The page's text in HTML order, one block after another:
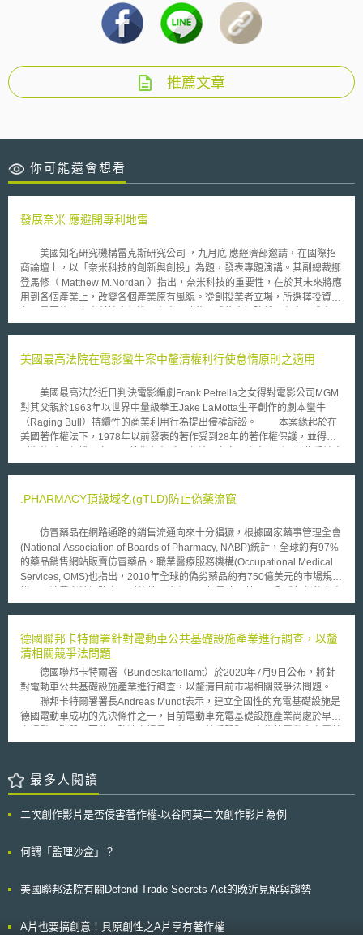
推薦文章
你可能還會想看
發展奈米 應避開專利地雷
美國知名研究機構雷克斯研究公司 ，九月底 應經濟部邀請，在國際招
商論壇上，以「奈米科技的創新與創投」為題，發表專題演講。其副總裁挪
登馬修（ Matthew M.Nordan ）指出，奈米科技的重要性，在於其未來將應
用到各個產業上，改變各個產業原有風貌。從創投業者立場，所選擇投資對
此外，如何避開專利地雷，亦將是各企業在投入奈米科技時，必須正視的問
億美元，其中只有二億美元來自於創投基金，創投業界對奈米科技的投入如
段很長的路要走，加上創投業者多半對材料工業比較陌生，業界過去又傳出
多起投資失敗的案例，均讓創投業者不敢對奈米科技有大手筆投入。相對於
創投業者的保守態度 ， 如何判斷優質的奈米科技投資案更形重要 。 其表
示，除企業必須提出如何能避開國際已有的「專利地雷」，或取得國際專利
的交互授權外，更重要的是，投資人必須瞭解，奈米科技的應用，並不是要
而是能對現存產業，帶來功效的提升或成本的降低。
美國最高法院在電影蠻牛案中釐清權利行使怠惰原則之適用
美國最高法於近日判決電影編劇Frank Petrella之女得對電影公司MGM
對其父親於1963年以世界中量級拳王Jake LaMotta生平創作的劇本蠻牛
（Raging Bull）持續性的商業利用行為提出侵權訴訟。 本案緣起於在
美國著作權法下，1978年以前發表的著作受到28年的著作權保護，並得於
僅得於繼承人移轉延展權的情況下繼續使用，而著作權法507(b)規定民事賠
女於2009年向MGM提出2006年後侵權行為之賠償，MGM則以法律不保護
訴。地方法院及第九巡迴上訴法院皆贊同被告MGM之主張，認為原告於
1991年延展著作權保護時即知悉，此舉對MGM並不合理且帶有偏見。
最高法院近日推翻下級法院的看法，認為權利行使怠惰並不阻卻權利人對請
求權時效內發生的侵權行為提出訴訟，同時更進一步釐清著作權法507(b)允
許權利人評估值得尋求訴訟救濟的時間點，除非權利人刻意誤導第三人不會
級法院顯然混淆了二者之區別，從而肯定原告有權向MGM請求著作權侵害
.PHARMACY頂級域名(gTLD)防止偽藥流竄
仿冒藥品在網路通路的銷售流通向來十分猖獗，根據國家藥事管理全會
(National Association of Boards of Pharmacy, NABP)統計，全球約有97%
的藥品銷售網站販賣仿冒藥品。職業醫療服務機構(Occupational Medical
Services, OMS)也指出，2010年全球的偽劣藥品約有750億美元的市場規
七十萬人命的肺結核和瘧疾，其中約二十萬人的死亡主因並非疾病，而是服
並通過審核，成為新創立的.PHARMACY頂級域名(gTLD)的註冊資料庫管理
者(Registry Operator)，負責.PHARMACY頂級域名的網域名稱資料管
理。.PHARMACY頂級域名提供藉由網路銷售處方藥、處方藥相關產品、藥
事服務或資訊的公司提出申請。公司提出域名申請時，會由NABP負責審
核，以確保使用.PHARMACY頂級域名販售藥品的網站，都符合相關管制標
準及當地法規，包含網站所設立的地點及藥品銷售或運送地點等。為執
行.PHARMACY頂級域名計畫，NABP下設不同功能的常設或非常設組織，
以利NABP審核頂級網域名稱的申請案件。 .PHARMACY頂級網域名稱
於2014年11月開放申請。未來，世界各地的消費者在網路購買藥品時，只
要認明有後綴.PHARMACY的網址，就不用擔心會購買到偽劣藥品了。
德國聯邦卡特爾署針對電動車公共基礎設施產業進行調查，以釐
清相關競爭法問題
德國聯邦卡特爾署（Bundeskartellamt）於2020年7月9日公布，將針
對電動車公共基礎設施產業進行調查，以釐清目前市場相關競爭法問題。
聯邦卡特爾署署長Andreas Mundt表示，建立全國性的充電基礎設施是
德國電動車成功的先決條件之一，目前電動車充電基礎設施產業尚處於早期
礎設施布建能迅速擴張。在公共場所充電的條件和價格，也將影響消費者是
站價格和條件的投訴。 根據聯邦政府的計畫，2030年前德國將於全國
範圍內布建大規模的充電基礎設施，其中包括公用的充電基礎設施。雖然充
相關法規之適用。但可依德國不正當競爭防止法(Gesetz gegen den
確保非歧視性地近用充電站外，更應研擬充電站相關使用條款，以確保充電
市場競爭狀況亦為聯邦卡特爾署關注的議題。 聯邦卡特爾署將於兩個
基礎設施的建設狀況，以及城市及地方政府和其他參與者，在規劃和提供充
最多人閱讀
二次創作影片是否侵害著作權-以谷阿莫二次創作影片為例
何謂「監理沙盒」？
美國聯邦法院有關Defend Trade Secrets Act的晚近見解與趨勢
A片也要搞創意！具原創性之A片享有著作權